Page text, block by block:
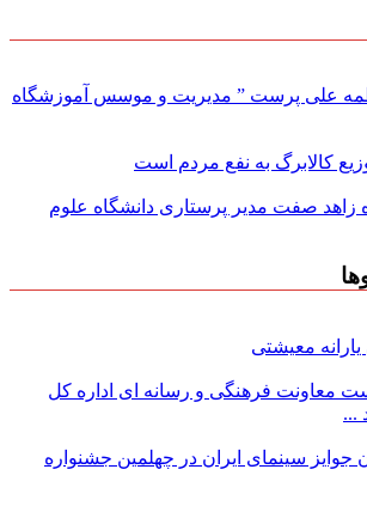
علی پرست ” مدیریت و موسس آموزشگاه
کالابرگ به نفع مردم است
زاهد صفت مدیر پرستاری دانشگاه علوم
معیشتی
معاونت فرهنگی و رسانه ای اداره کل
...
جوایز سینمای ایران در چهلمین جشنواره